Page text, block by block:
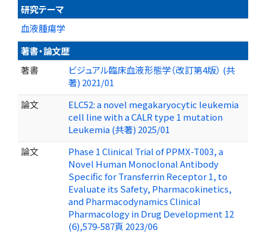
研究テーマ
血液腫瘍学
著書・論文歴
著書
ビジュアル臨床血液形態学（改訂第4版） (共
著) 2021/01
論文
ELC52: a novel megakaryocytic leukemia
cell line with a CALR type 1 mutation
Leukemia (共著) 2025/01
論文
Phase 1 Clinical Trial of PPMX-T003, a
Novel Human Monoclonal Antibody
Specific for Transferrin Receptor 1, to
Evaluate its Safety, Pharmacokinetics,
and Pharmacodynamics Clinical
Pharmacology in Drug Development 12
(6),579-587頁 2023/06